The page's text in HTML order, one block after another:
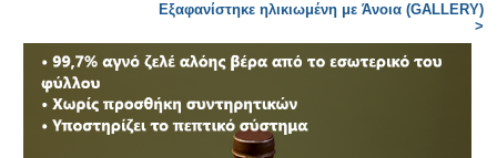
Εξαφανίστηκε ηλικιωμένη με Άνοια (GALLERY)
>